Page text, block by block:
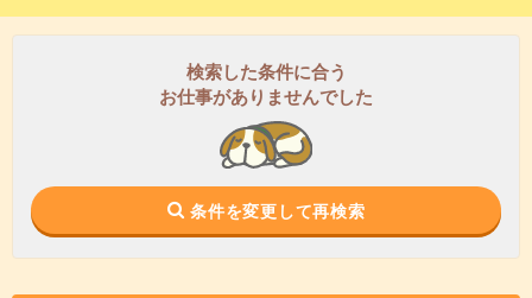
けます。
検索した条件に合う
お仕事がありませんでした
条件を変更して再検索